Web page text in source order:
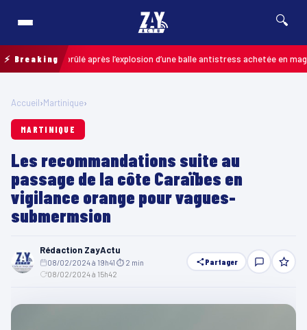
🔍
⚡ Breaking
brûlé après l’explosion d’une balle antistress achetée en magasin
Accueil›Martinique›
MARTINIQUE
Les recommandations suite au
passage de la côte Caraïbes en
vigilance orange pour vagues-
submermsion
Rédaction ZayActu
08/02/2024 à 19h41 ⏱ 2 min
08/02/2024 à 15h42
Partager